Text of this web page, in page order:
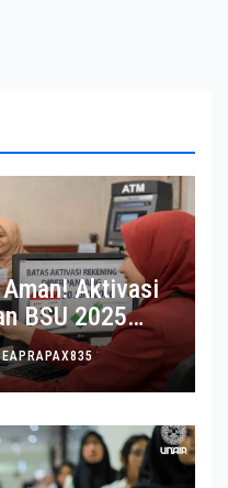
Aman! Aktivasi
BSU 2025